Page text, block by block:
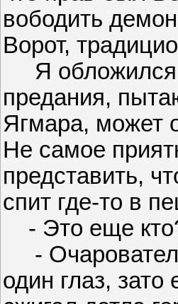
вободить
Ворот,
Я обложился
предания,
Ягмара, может
Не самое
представить,
спит где-то в
- Это еще
-
один глаз,